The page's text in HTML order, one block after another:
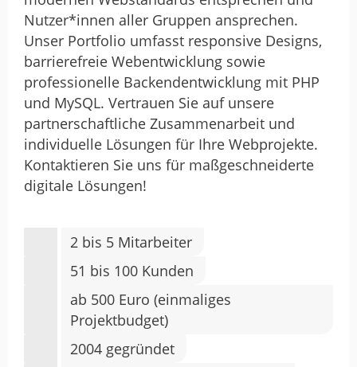
Nutzer*innen aller Gruppen ansprechen.
Unser Portfolio umfasst responsive Designs,
barrierefreie Webentwicklung sowie
professionelle Backendentwicklung mit PHP
und MySQL. Vertrauen Sie auf unsere
partnerschaftliche Zusammenarbeit und
individuelle Lösungen für Ihre Webprojekte.
Kontaktieren Sie uns für maßgeschneiderte
digitale Lösungen!
2 bis 5 Mitarbeiter
51 bis 100 Kunden
ab 500 Euro (einmaliges
Projektbudget)
2004 gegründet